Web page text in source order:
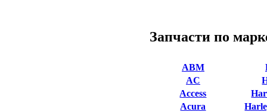
Запчасти по
ABM
AC
Access
Acura